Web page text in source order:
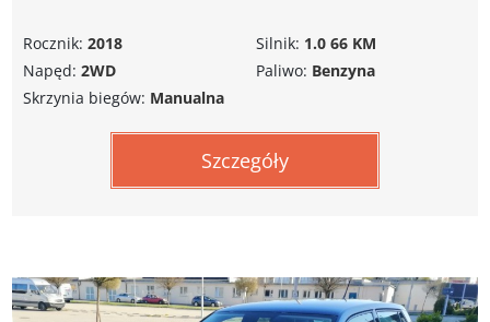
Rocznik: 2018
Napęd: 2WD
Silnik: 1.0 66 KM
Paliwo: Benzyna
Skrzynia biegów: Manualna
Szczegóły